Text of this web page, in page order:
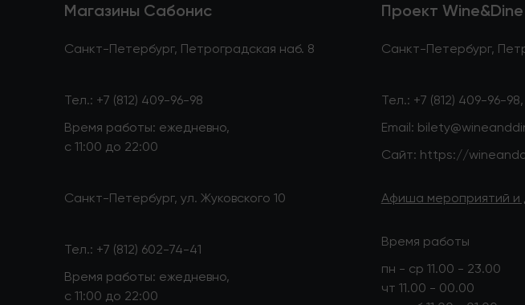
Магазины Сабонис
Санкт-Петербург, Петроградская наб. 8
Тел.: +7 (812) 409-96-98
Время работы: ежедневно,
с 11:00 до 22:00
Санкт-Петербург, ул. Жуковского 10
Тел.: +7 (812) 602-74-41
Время работы: ежедневно,
с 11:00 до 22:00
Проект Wine&Dine
Санкт-Петербург,
Тел.: +7 (812) 409-96-98,
Email:
Сайт: https://
Афиша мероприятий и
Время работы
пн - ср 11.00 - 23.00
чт 11.00 - 00.00